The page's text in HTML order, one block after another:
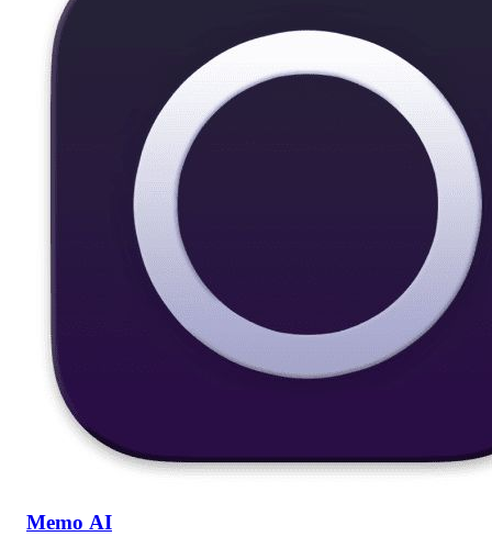
Memo AI